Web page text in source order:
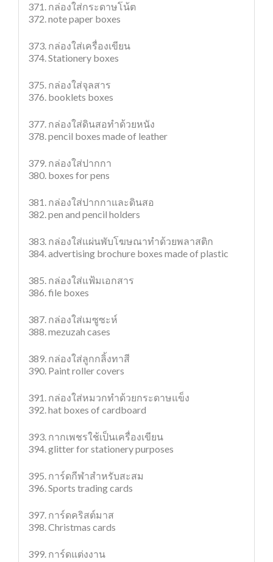
371. กล่องใส่กระดาษโน้ต
372. note paper boxes
373. กล่องใส่เครื่องเขียน
374. Stationery boxes
375. กล่องใส่จุลสาร
376. booklets boxes
377. กล่องใส่ดินสอทำด้วยหนัง
378. pencil boxes made of leather
379. กล่องใส่ปากกา
380. boxes for pens
381. กล่องใส่ปากกาและดินสอ
382. pen and pencil holders
383. กล่องใส่แผ่นพับโฆษณาทำด้วยพลาสติก
384. advertising brochure boxes made of plastic
385. กล่องใส่แฟ้มเอกสาร
386. file boxes
387. กล่องใส่เมซูซะห์
388. mezuzah cases
389. กล่องใส่ลูกกลิ้งทาสี
390. Paint roller covers
391. กล่องใส่หมวกทำด้วยกระดาษแข็ง
392. hat boxes of cardboard
393. กากเพชรใช้เป็นเครื่องเขียน
394. glitter for stationery purposes
395. การ์ดกีฬาสำหรับสะสม
396. Sports trading cards
397. การ์ดคริสต์มาส
398. Christmas cards
399. การ์ดแต่งงาน